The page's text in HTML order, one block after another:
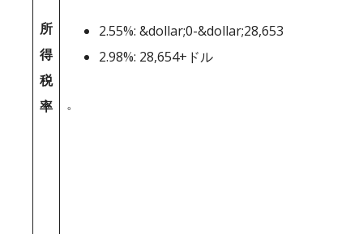
所
得
税
率
2.55%: &dollar;0-&dollar;28,653
2.98%: 28,654+ドル
。